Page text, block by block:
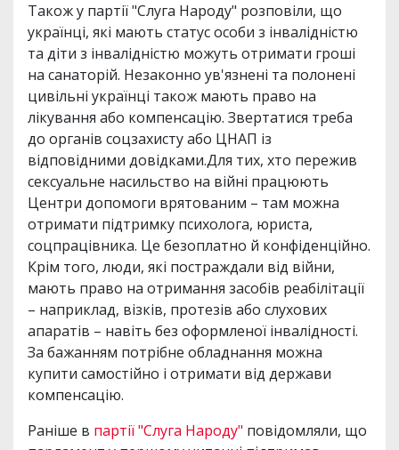
Також у партії "Слуга Народу" розповіли, що
українці, які мають статус особи з інвалідністю
та діти з інвалідністю можуть отримати гроші
на санаторій. Незаконно ув'язнені та полонені
цивільні українці також мають право на
лікування або компенсацію. Звертатися треба
до органів соцзахисту або ЦНАП із
відповідними довідками.Для тих, хто пережив
сексуальне насильство на війні працюють
Центри допомоги врятованим – там можна
отримати підтримку психолога, юриста,
соцпрацівника. Це безоплатно й конфіденційно.
Крім того, люди, які постраждали від війни,
мають право на отримання засобів реабілітації
– наприклад, візків, протезів або слухових
апаратів – навіть без оформленої інвалідності.
За бажанням потрібне обладнання можна
купити самостійно і отримати від держави
компенсацію.
Раніше в партії "Слуга Народу" повідомляли, що